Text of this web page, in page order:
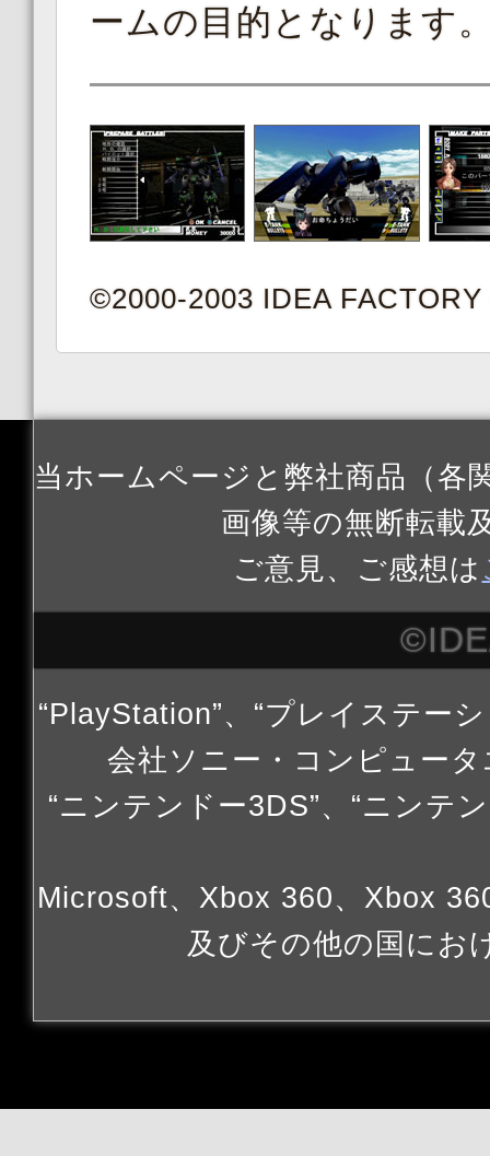
ームの目的となります
©2000-2003 IDEA
当ホームページと弊社商品（各
画像等の無断転載
ご意見、ご感想は
“PlayStation”、“プレイステー
会社ソニー・コンピュー
“ニンテンドー3DS”、“ニンテ
Microsoft、Xbox 360、Xbox
及びその他の国にお